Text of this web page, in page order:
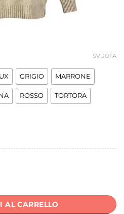
GRIGIO MARRONE
ROSSO TORTORA
SVUOTA
AL CARRELLO